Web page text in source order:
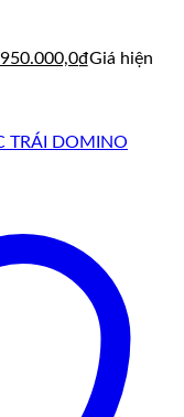
950.000,0₫Giá hiện